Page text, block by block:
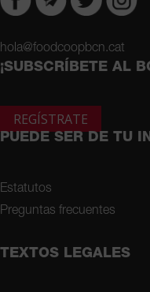
hola@foodcoopbcn.cat
¡SUBSCRÍBETE AL
REGÍSTRATE
PUEDE SER DE TU
Estatutos
Preguntas frecuentes
TEXTOS LEGALES